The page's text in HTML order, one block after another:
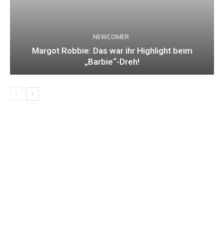
NEWCOMER
Margot Robbie: Das war ihr Highlight beim
„Barbie“-Dreh!